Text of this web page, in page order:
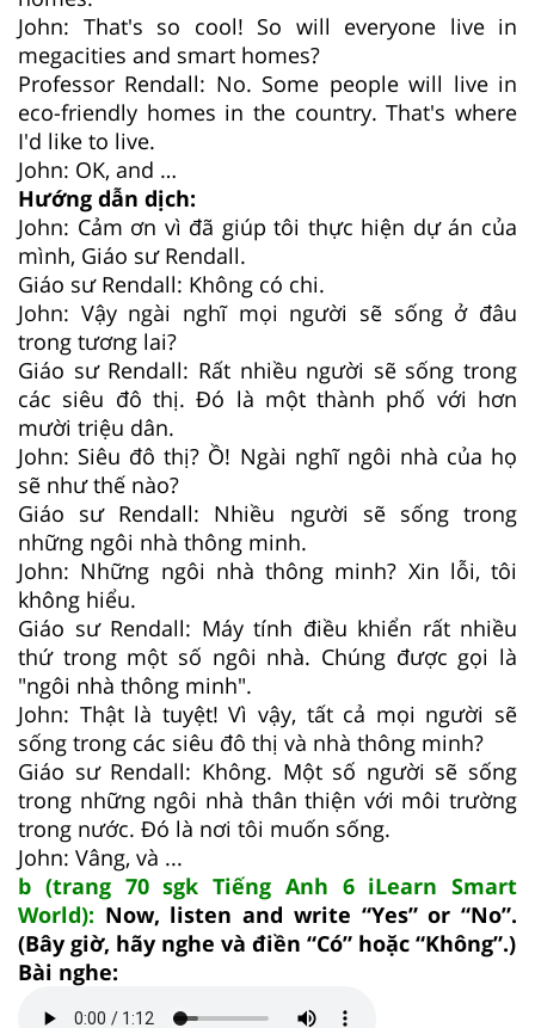
John: That's so cool! So will everyone live in
megacities and smart homes?
Professor Rendall: No. Some people will live in
eco-friendly homes in the country. That's where
I'd like to live.
John: OK, and …
Hướng dẫn dịch:
John: Cảm ơn vì đã giúp tôi thực hiện dự án của
mình, Giáo sư Rendall.
Giáo sư Rendall: Không có chi.
John: Vậy ngài nghĩ mọi người sẽ sống ở đâu
trong tương lai?
Giáo sư Rendall: Rất nhiều người sẽ sống trong
các siêu đô thị. Đó là một thành phố với hơn
mười triệu dân.
John: Siêu đô thị? Ồ! Ngài nghĩ ngôi nhà của họ
sẽ như thế nào?
Giáo sư Rendall: Nhiều người sẽ sống trong
những ngôi nhà thông minh.
John: Những ngôi nhà thông minh? Xin lỗi, tôi
không hiểu.
Giáo sư Rendall: Máy tính điều khiển rất nhiều
thứ trong một số ngôi nhà. Chúng được gọi là
"ngôi nhà thông minh".
John: Thật là tuyệt! Vì vậy, tất cả mọi người sẽ
sống trong các siêu đô thị và nhà thông minh?
Giáo sư Rendall: Không. Một số người sẽ sống
trong những ngôi nhà thân thiện với môi trường
trong nước. Đó là nơi tôi muốn sống.
John: Vâng, và ...
b (trang 70 sgk Tiếng Anh 6 iLearn Smart
World): Now, listen and write “Yes” or “No”.
(Bây giờ, hãy nghe và điền “Có” hoặc “Không”.)
Bài nghe: